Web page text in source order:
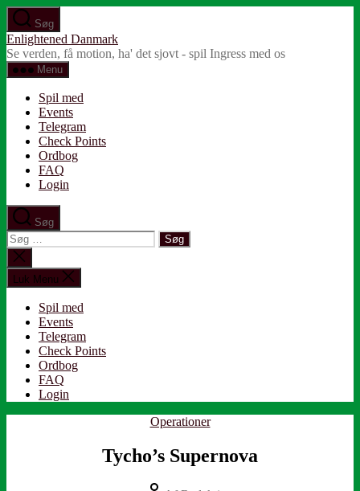
Spring
til
indholdet
Søg
Enlightened Danmark
Se verden, få motion, ha' det sjovt - spil Ingress med os
Menu
Spil med
Events
Telegram
Check Points
Ordbog
FAQ
Login
Søg
Søg
efter:
Luk
søgning
Luk Menu
Spil med
Events
Telegram
Check Points
Ordbog
FAQ
Login
Kategorier
Operationer
Tycho’s Supernova